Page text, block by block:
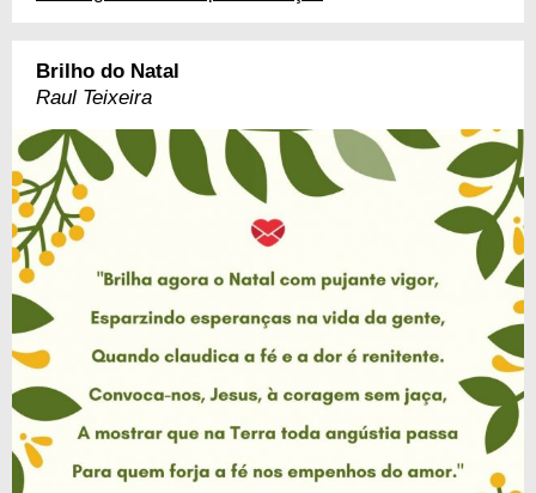
Brilho do Natal
Raul Teixeira